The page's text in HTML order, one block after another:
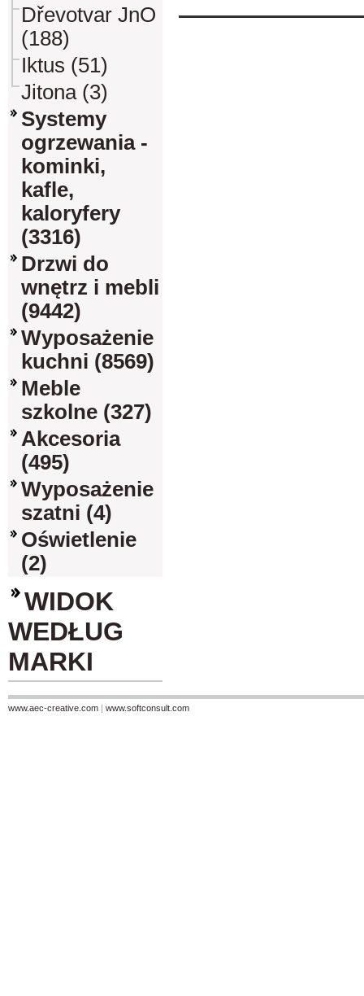
Dřevotvar JnO
(188)
Iktus (51)
Jitona (3)
Systemy
ogrzewania -
kominki,
kafle,
kaloryfery
(3316)
Drzwi do
wnętrz i mebli
(9442)
Wyposażenie
kuchni (8569)
Meble
szkolne (327)
Akcesoria
(495)
Wyposażenie
szatni (4)
Oświetlenie
(2)
WIDOK
WEDŁUG
MARKI
www.aec-creative.com | www.softconsult.com